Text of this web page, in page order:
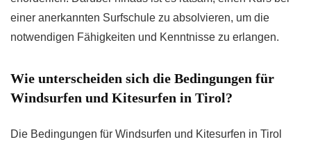
einer anerkannten Surfschule zu absolvieren, um die
notwendigen Fähigkeiten und Kenntnisse zu erlangen.
Wie unterscheiden sich die Bedingungen für
Windsurfen und Kitesurfen in Tirol?
Die Bedingungen für Windsurfen und Kitesurfen in Tirol